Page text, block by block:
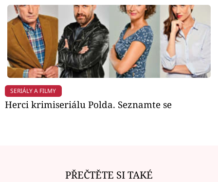
SERIÁLY A FILMY
Herci krimiseriálu Polda. Seznamte se
PŘEČTĚTE SI TAKÉ